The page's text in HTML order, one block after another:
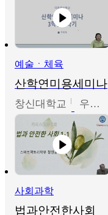
예술ㆍ체육
산학연미용세미나
창신대학교 우미옥,오윤경,박선이
사회과학
법과안전한사회